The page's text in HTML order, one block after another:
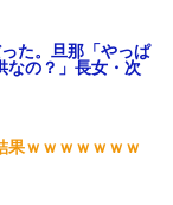
た。旦那「やっぱ
なの？」長女・次
果ｗｗｗｗｗｗｗ